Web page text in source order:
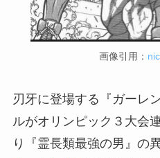
画像引用：
刃牙に登場する『ガーレ
ルがオリンピック３大会
り『霊長類最強の男』の